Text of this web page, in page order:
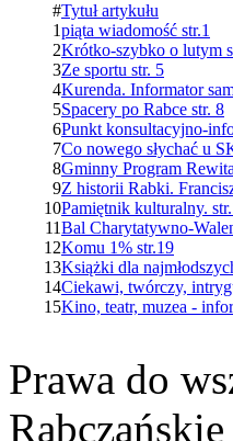
#Tytuł artykułu
1piąta wiadomość str.1
2Krótko-szybko o lutym
3Ze sportu str. 5
4Kurenda. Informator
5Spacery po Rabce str. 8
6Punkt konsultacyjno-
7Co nowego słychać u
8Gminny Program
9Z historii Rabki.
10Pamiętnik kulturalny.
11Bal Charytatywno-
12Komu 1% str.19
13Książki dla
14Ciekawi, twórczy,
15Kino, teatr, muzea -
Prawa do
Rabczańskie